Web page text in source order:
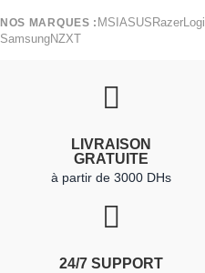
NOS MARQUES : MSI ASUS Razer
SamsungNZXT
LIVRAISON
GRATUITE
à partir de 3000 DHs
24/7 SUPPORT